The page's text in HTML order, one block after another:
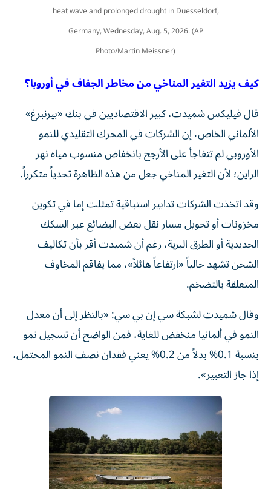
heat wave and prolonged drought in Duesseldorf,
Germany, Wednesday, Aug. 5, 2026. (AP
Photo/Martin Meissner)
كيف يزيد التغير المناخي من مخاطر الجفاف في أوروبا؟
قال فيليكس شميدت، كبير الاقتصاديين في بنك «بيرنبرغ»
الألماني الخاص، إن الشركات في المحرك التقليدي للنمو
الأوروبي لم تتفاجأ على الأرجح بانخفاض منسوب مياه نهر
الراين؛ لأن التغير المناخي جعل من هذه الظاهرة تحدياً متكرراً.
وقد اتخذت الشركات تدابير استباقية تمثلت إما في تكوين
مخزونات أو تحويل مسار نقل بعض البضائع عبر السكك
الحديدية أو الطرق البرية، رغم أن شميدت أقر بأن تكاليف
الشحن تشهد حالياً «ارتفاعاً هائلاً»، مما يفاقم المخاوف
المتعلقة بالتضخم.
وقال شميدت لشبكة سي إن بي سي: «بالنظر إلى أن معدل
النمو في ألمانيا منخفض للغاية، فمن الواضح أن تسجيل نمو
بنسبة 0.1% بدلاً من 0.2% يعني فقدان نصف النمو المحتمل،
إذا جاز التعبير».